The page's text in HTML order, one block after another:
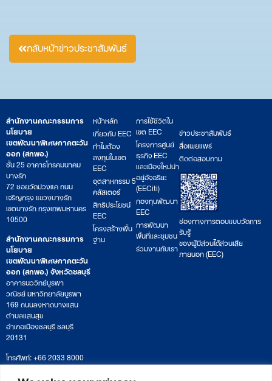
กลับหน้าข่าวประชาสัมพันธ์
สำนักงานคณะกรรมการ
นโยบาย
เขตพัฒนาพิเศษภาคตะวัน
ออก (สกพอ.)
ชั้น 25 อาคารโทรคมนาคม
บางรัก
72 ซอยวัดม่วงแค ถนน
เจริญกรุง แขวงบางรัก
เขตบางรัก กรุงเทพมหานคร
10500
สำนักงานคณะกรรมการ
นโยบาย
เขตพัฒนาพิเศษภาคตะวัน
ออก (สกพอ.) จังหวัดชลบุรี
อาคารนววิทย์บูรพา
วณิชย์ มหาวิทยาลัยบูรพา
169 ถนนลงหาดบางแสน
ตำบลแสนสุข
อำเภอเมืองชลบุรี ชลบุรี
20131
โทรศัพท์: +66 2033 8000
เวลาทำการ: จันทร์ – ศุกร์
09:00 – 17:00 น.
หน้าหลัก
เกี่ยวกับ EEC
ทำไมต้อง
ลงทุนในเขต
EEC
อุตสาหกรรม 5
คลัสเตอร์
สิทธิประโยชน์
EEC
โครงสร้างพื้น
ฐาน
การใช้ชีวิตใน
เขต EEC
โครงการศูนย์
ธุรกิจ EEC
และเมืองใหม่น่า
อยู่อัจฉริยะ
(EECiti)
กองทุนพัฒนา
EEC
การพัฒนา
พื้นที่และชุมชน
ร่วมงานกับเรา
ข่าวประชาสัมพันธ์
สื่อเผยแพร่
ติดต่อสอบถาม
ช่องทางการตอบแบบวัดการ
รับรู้
ของผู้มีส่วนได้ส่วนเสีย
ภายนอก (EEC)